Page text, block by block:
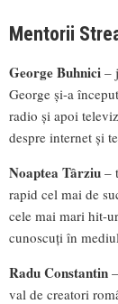
Mentorii
George Buhnici –
George și-a
radio și apoi
despre internet și
Noaptea Târziu –
rapid cel mai de
cele mai mari hit-
cunoscuți în
Radu Constantin
val de creatori